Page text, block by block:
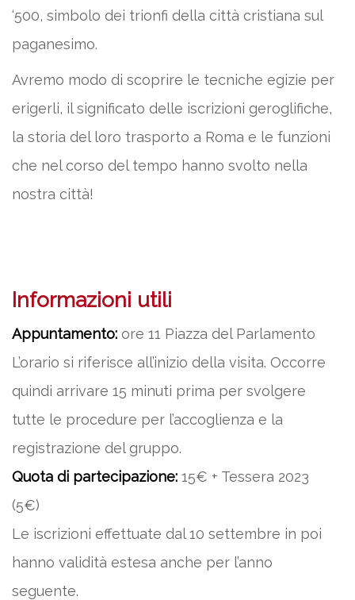
‘500, simbolo dei trionfi della città cristiana sul
paganesimo.
Avremo modo di scoprire le tecniche egizie per
erigerli, il significato delle iscrizioni geroglifiche,
la storia del loro trasporto a Roma e le funzioni
che nel corso del tempo hanno svolto nella
nostra città!
Informazioni utili
Appuntamento: ore 11 Piazza del Parlamento
L’orario si riferisce all’inizio della visita. Occorre
quindi arrivare 15 minuti prima per svolgere
tutte le procedure per l’accoglienza e la
registrazione del gruppo.
Quota di partecipazione: 15€ + Tessera 2023
(5€)
Le iscrizioni effettuate dal 10 settembre in poi
hanno validità estesa anche per l’anno
seguente.